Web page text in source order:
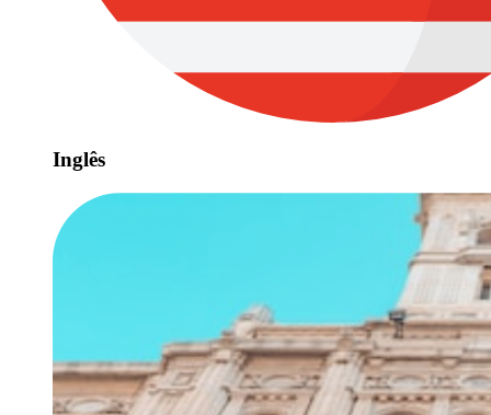
Inglês